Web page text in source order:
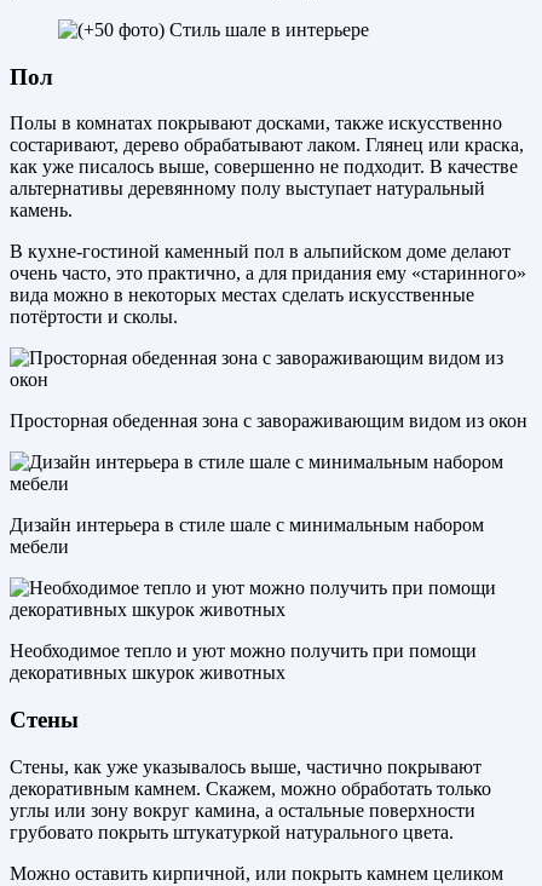
Пол
Полы в комнатах покрывают досками, также искусственно
состаривают, дерево обрабатывают лаком. Глянец или краска,
как уже писалось выше, совершенно не подходит. В качестве
альтернативы деревянному полу выступает натуральный
камень.
В кухне-гостиной каменный пол в альпийском доме делают
очень часто, это практично, а для придания ему «старинного»
вида можно в некоторых местах сделать искусственные
потёртости и сколы.
Просторная обеденная зона с завораживающим видом из окон
Дизайн интерьера в стиле шале с минимальным набором
мебели
Необходимое тепло и уют можно получить при помощи
декоративных шкурок животных
Стены
Стены, как уже указывалось выше, частично покрывают
декоративным камнем. Скажем, можно обработать только
углы или зону вокруг камина, а остальные поверхности
грубовато покрыть штукатуркой натурального цвета.
Можно оставить кирпичной, или покрыть камнем целиком